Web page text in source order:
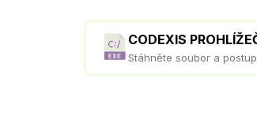
CODEXIS
Stáhněte soubor a